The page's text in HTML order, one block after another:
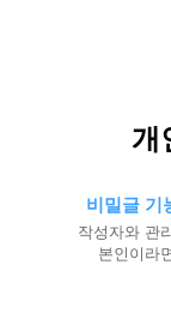
개
비밀글 기
작성자와 관
본인이라